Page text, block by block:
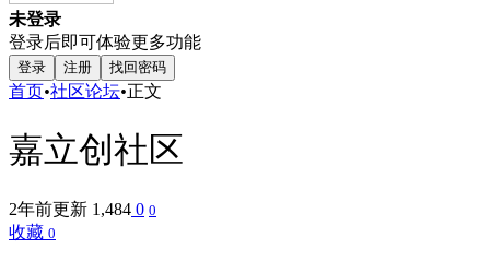
未登录
登录后即可体验更多功能
登录 注册 找回密码
首页•社区论坛•正文
嘉立创社区
2年前更新 1,484 0 0
收藏 0